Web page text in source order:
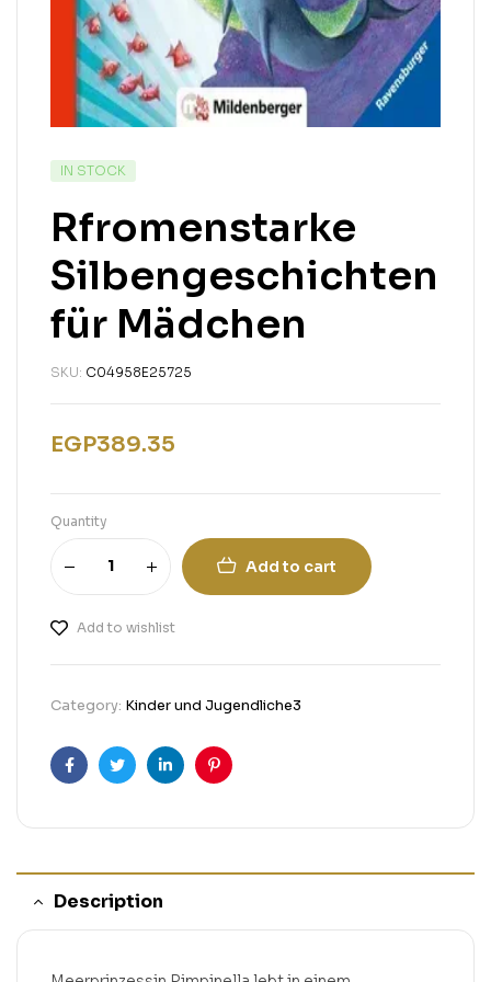
IN STOCK
Rfromenstarke
Silbengeschichten
für Mädchen
SKU: C04958E25725
EGP389.35
Quantity
Add to cart
Add to wishlist
Category: Kinder und Jugendliche3
FacebookTwitterLinkedinPinterest
Description